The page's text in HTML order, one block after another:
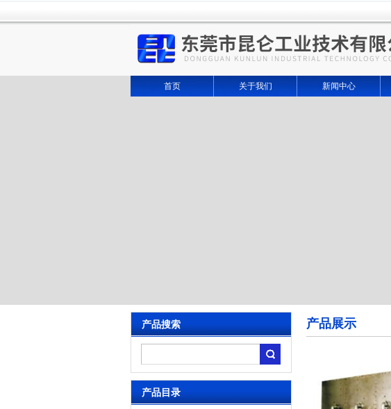
首页 关于我们 新闻中心
产品搜索
产品目录
产品展示